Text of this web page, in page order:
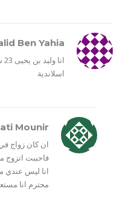
Ben Yahia
اسلاندية
Mounir
ان كان زواج
فاحببت اتزوج
انا ليس عندي
محترم انا